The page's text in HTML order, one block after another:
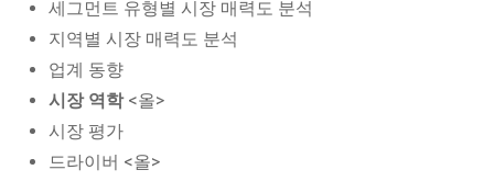
세그먼트 유형별 시장 매력도 분석
지역별 시장 매력도 분석
업계 동향
시장 역학<올>
시장 평가
드라이버 <올>